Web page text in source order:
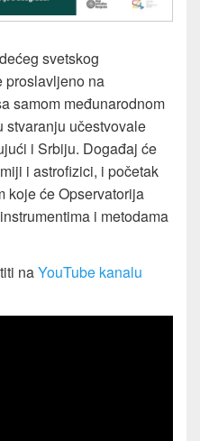
svetskog
proslavljeno na
samom međunarodnom
stvaranju učestvovale
i Srbiju. Događaj će
i astrofizici, i početak
koje će Opservatorija
i metodama
naYouTube kanalu